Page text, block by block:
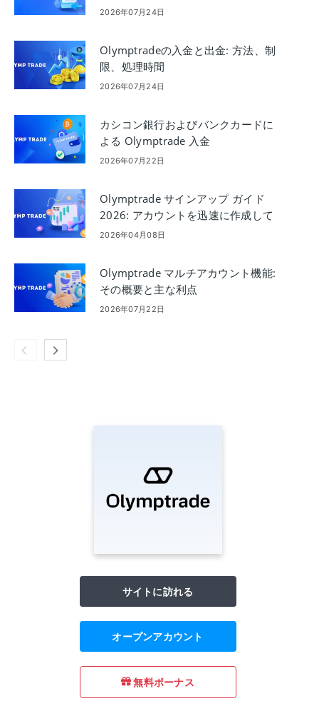
2026年07月24日
Olymptradeの入金と出金: 方法、制
限、処理時間
2026年07月24日
カシコン銀行およびバンクカードに
よる Olymptrade 入金
2026年07月22日
Olymptrade サインアップ ガイド
2026: アカウントを迅速に作成して
確認する方法
2026年04月08日
Olymptrade マルチアカウント機能:
その概要と主な利点
2026年07月22日
サイトに訪れる
オープンアカウント
無料ボーナス